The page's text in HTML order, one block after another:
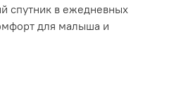
спутник в ежедневных
для малыша и